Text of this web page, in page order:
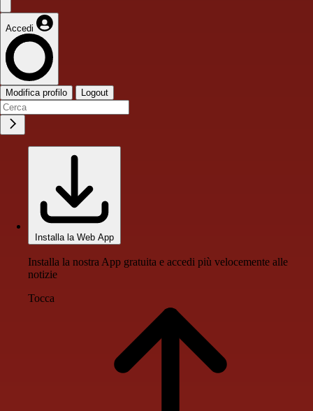
Accedi
Modifica profilo Logout
Installa la Web App
Installa la nostra App gratuita e accedi più velocemente alle
notizie
Tocca